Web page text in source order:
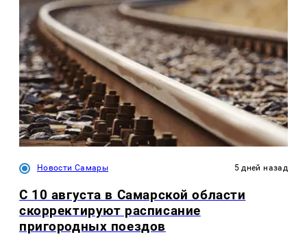
Новости Самары 5 дней назад
С 10 августа в Самарской области
скорректируют расписание
пригородных поездов